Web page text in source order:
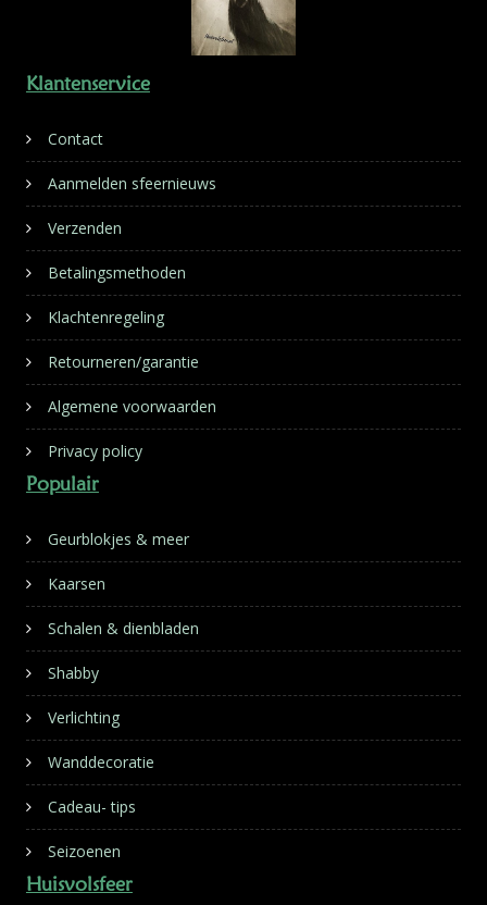
Klantenservice
Contact
Aanmelden sfeernieuws
Verzenden
Betalingsmethoden
Klachtenregeling
Retourneren/garantie
Algemene voorwaarden
Privacy policy
Populair
Geurblokjes & meer
Kaarsen
Schalen & dienbladen
Shabby
Verlichting
Wanddecoratie
Cadeau- tips
Seizoenen
Huisvolsfeer